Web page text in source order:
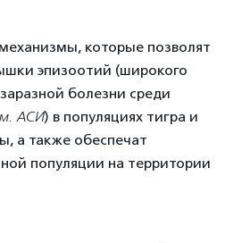
которые позволят
эпизоотий (широкого
болезни среди
АСИ) в популяциях тигра и
а также обеспечат
популяции на территории